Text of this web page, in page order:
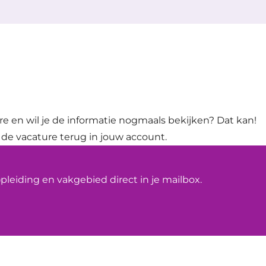
en wil je de informatie nogmaals bekijken? Dat kan!
vacature terug in jouw account.
en vakgebied direct in je mailbox.